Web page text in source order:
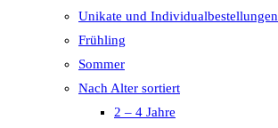
Unikate und Individualbestellungen
Frühling
Sommer
Nach Alter sortiert
2 – 4 Jahre